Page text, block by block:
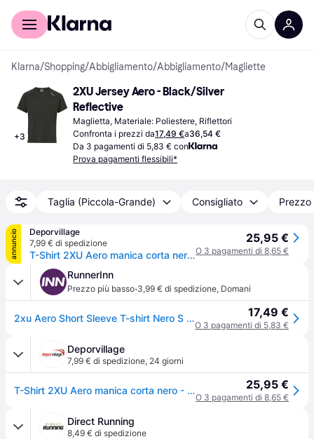
Per il tuo shopping
Klarna/Shopping/Abbigliamento/Abbigliamento/Magliette
+3
2XU Jersey Aero - Black/Silver
Reflective
Maglietta, Materiale: Poliestere, Riflettori
Confronta i prezzi da17,49 €a36,54 €
Da 3 pagamenti di 5,83 € con
Prova pagamenti flessibili*
Taglia (Piccola-Grande) Consigliato
annuncio
Deporvillage
7,99 € di spedizione
T-Shirt 2XU Aero manica corta nero - S - Black
25,95 €
O 3 pagamenti di 8,65 €
RunnerInn
Prezzo più basso·3,99 € di spedizione, Domani
2xu Aero Short Sleeve T-shirt Nero S Uomo 17,49 €
O 3 pagamenti di 5,83 €
Deporvillage
7,99 € di spedizione, 24 giorni
T-Shirt 2XU Aero manica corta nero - XL - Black 25,95 €
O 3 pagamenti di 8,65 €
Direct Running
8,49 € di spedizione